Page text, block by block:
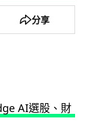
分享